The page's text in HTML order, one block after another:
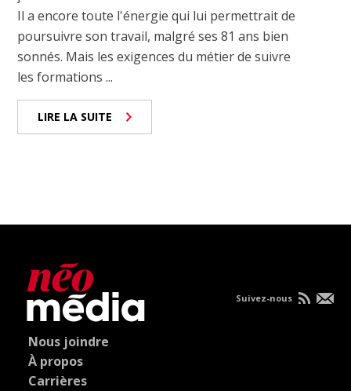
Il a encore toute l'énergie qui lui permettrait de
poursuivre son travail, malgré ses 81 ans bien
sonnés. Mais les exigences du métier de suivre
les formations ...
LIRE LA SUITE
Nous joindre
À propos
Carrières
Suivez-nous